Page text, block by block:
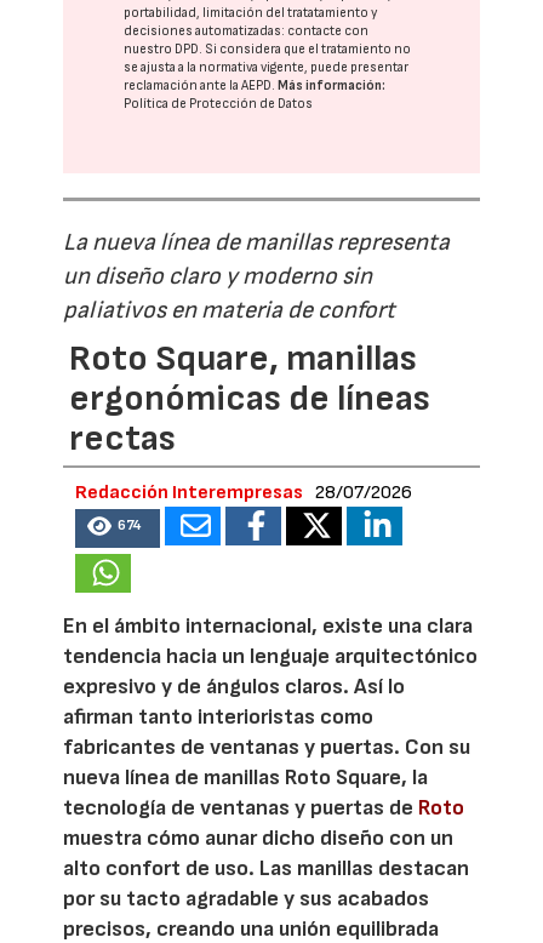
portabilidad, limitación del tratatamiento y
decisiones automatizadas: contacte con
nuestro DPD. Si considera que el tratamiento no
se ajusta a la normativa vigente, puede presentar
reclamación ante laAEPD. Más información:
Política de Protección de Datos
La nueva línea de manillas representa
un diseño claro y moderno sin
paliativos en materia de confort
Roto Square, manillas
ergonómicas de líneas
rectas
Redacción Interempresas 28/07/2026
674
En el ámbito internacional, existe una clara
tendencia hacia un lenguaje arquitectónico
expresivo y de ángulos claros. Así lo
afirman tanto interioristas como
fabricantes de ventanas y puertas. Con su
nueva línea de manillas Roto Square, la
tecnología de ventanas y puertas de Roto
muestra cómo aunar dicho diseño con un
alto confort de uso. Las manillas destacan
por su tacto agradable y sus acabados
precisos, creando una unión equilibrada